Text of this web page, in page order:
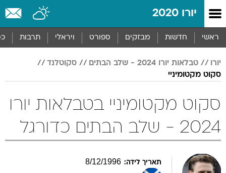
יורו 2020
ראשי חדשות מבזקים ספורט ויראלי תרבות
יורו טבלאות יורו 2024 - שלב הבתים
סקוטלנד
סקוט מקטומיניי
סקוט מקטומיניי בטבלאות יורו
2024 - שלב הבתים כדורגל
תאריך לידה: 8/12/1996